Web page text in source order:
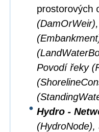
prostorových
Povodí řeky
Hydro -